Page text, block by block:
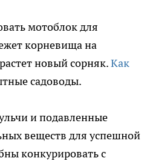
мотоблок для
корневища на
новый сорняк.Как
садоводы.
и подавленные
веществ для успешной
конкурировать с